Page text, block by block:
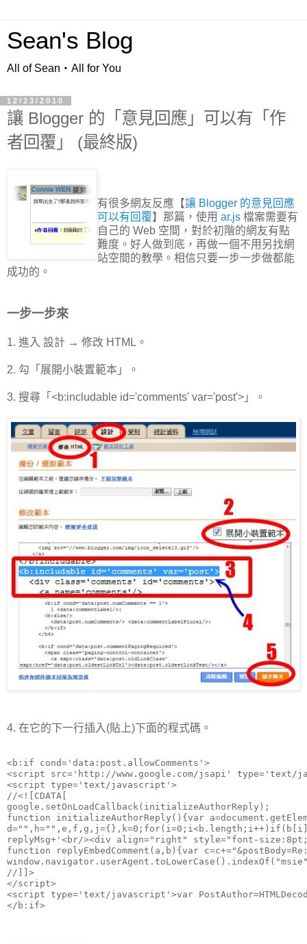
Sean's Blog
All of Sean‧All for You
12/23/2010
讓 Blogger 的「意見回應」可以有「作
者回覆」 (最終版)
有很多網友反應【讓 Blogger 的意見回應
可以有回覆】那篇，使用 ar.js 檔案需要有
自己的 Web 空間，對於初階的網友有點
難度。好人做到底，再做一個不用另找網
站空間的教學。相信只要一步一步做都能
成功的。
一步一步來
1. 進入 設計 → 修改 HTML。
2. 勾「展開小裝置範本」。
3. 搜尋「<b:includable id='comments' var='post'>」。
4. 在它的下一行插入(貼上)下面的程式碼。
<b:if cond='data:post.allowComments'>
<script src='http://www.google.com/jsapi' type='text/
<script type='text/javascript'>
//<![CDATA[
google.setOnLoadCallback(initializeAuthorReply);
function initializeAuthorReply(){var
replyMsg+'<br/><div align="right" style="font-size:8pt;
function replyEmbedComment(a,b){var
//]]>
</script>
<script type='text/javascript'>var
</b:if>